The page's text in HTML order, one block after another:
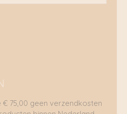
75,00 geen verzendkosten